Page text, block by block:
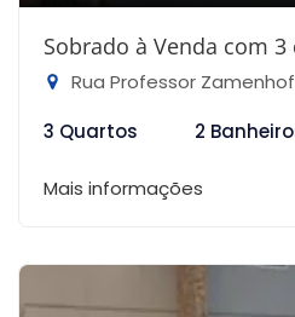
Sobrado à Venda com 3
Rua Professor Zamenhof -
3 Quartos
2
Mais informações